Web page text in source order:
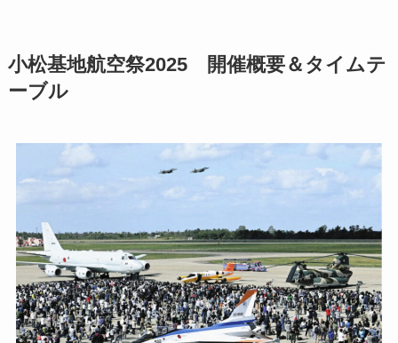
小松基地航空祭2025 開催概要＆タイムテ
ーブル